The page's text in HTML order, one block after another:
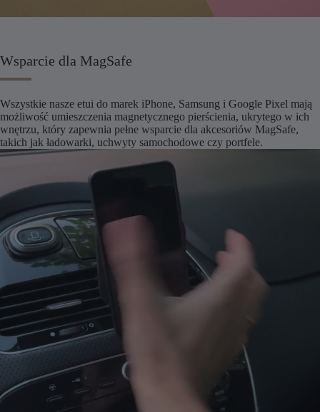
Wsparcie dla MagSafe
Wszystkie nasze etui do marek iPhone, Samsung i Google Pixel mają
możliwość umieszczenia magnetycznego pierścienia, ukrytego w ich
wnętrzu, który zapewnia pełne wsparcie dla akcesoriów MagSafe,
takich jak ładowarki, uchwyty samochodowe czy portfele.